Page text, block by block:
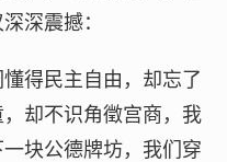
深震撼：
得民主自由，却忘了
却不识角徵宫商，我
块公德牌坊，我们穿